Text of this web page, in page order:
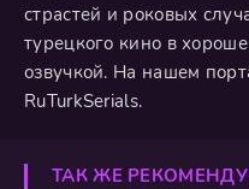
страстей и роковых
турецкого кино в
озвучкой. На нашем
RuTurkSerials.
ТАК ЖЕ